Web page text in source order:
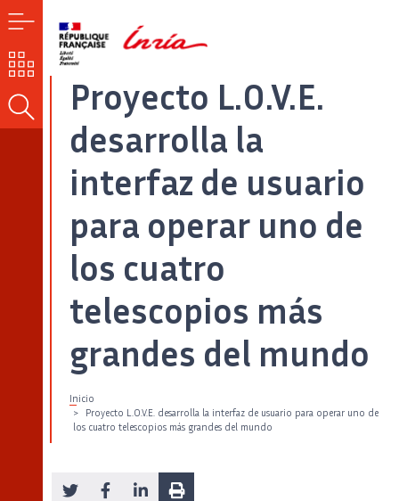
MENÚ
NUESTROS
RETOS
BUSCAR
Proyecto L.O.V.E.
desarrolla la
interfaz de usuario
para operar uno de
los cuatro
telescopios más
grandes del mundo
Inicio
Proyecto L.O.V.E. desarrolla la interfaz de usuario para operar uno de
los cuatro telescopios más grandes del mundo